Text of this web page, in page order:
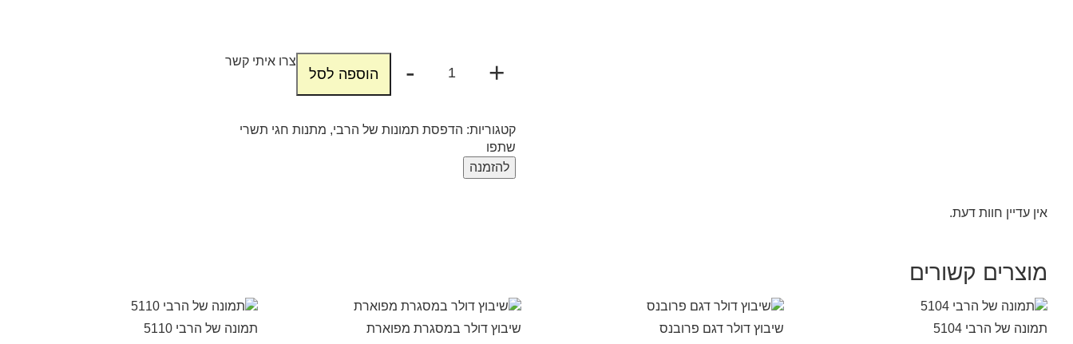
+
- הוספה לסל
צרו איתי קשר
קטגוריות: הדפסת תמונות של הרבי, מתנות חגי תשרי
שתפו
להזמנה
אין עדיין חוות דעת.
מוצרים קשורים
תמונה של הרבי 5104
שיבוץ דולר דגם פרובנס
שיבוץ דולר במסגרת מפוארת
תמונה של הרבי 5110